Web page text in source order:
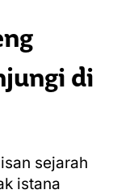
di
sejarah
istana